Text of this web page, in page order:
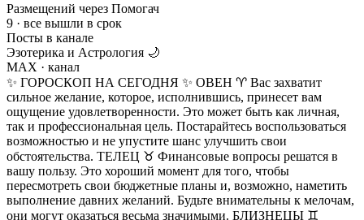
Размещений через Помогач
9 · все вышли в срок
Посты в канале
Эзотерика и Астрология 🌙
MAX · канал
✨ ГОРОСКОП НА СЕГОДНЯ ✨ ОВЕН ♈️ Вас захватит
сильное желание, которое, исполнившись, принесет вам
ощущение удовлетворенности. Это может быть как личная,
так и профессиональная цель. Постарайтесь воспользоваться
возможностью и не упустите шанс улучшить свои
обстоятельства. ТЕЛЕЦ ♉️ Финансовые вопросы решатся в
вашу пользу. Это хороший момент для того, чтобы
пересмотреть свои бюджетные планы и, возможно, наметить
выполнение давних желаний. Будьте внимательны к мелочам,
они могут оказаться весьма значимыми. БЛИЗНЕЦЫ ♊️